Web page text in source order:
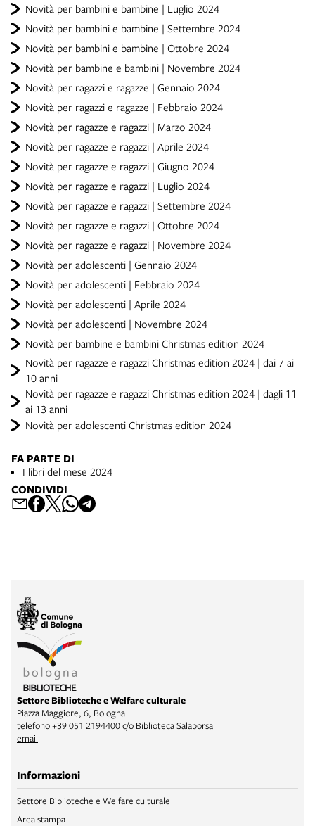
Novità per bambini e bambine | Luglio 2024
Novità per bambini e bambine | Settembre 2024
Novità per bambini e bambine | Ottobre 2024
Novità per bambine e bambini | Novembre 2024
Novità per ragazzi e ragazze | Gennaio 2024
Novità per ragazzi e ragazze | Febbraio 2024
Novità per ragazze e ragazzi | Marzo 2024
Novità per ragazze e ragazzi | Aprile 2024
Novità per ragazze e ragazzi | Giugno 2024
Novità per ragazze e ragazzi | Luglio 2024
Novità per ragazze e ragazzi | Settembre 2024
Novità per ragazze e ragazzi | Ottobre 2024
Novità per ragazze e ragazzi | Novembre 2024
Novità per adolescenti | Gennaio 2024
Novità per adolescenti | Febbraio 2024
Novità per adolescenti | Aprile 2024
Novità per adolescenti | Novembre 2024
Novità per bambine e bambini Christmas edition 2024
Novità per ragazze e ragazzi Christmas edition 2024 | dai 7 ai
10 anni
Novità per ragazze e ragazzi Christmas edition 2024 | dagli 11
ai 13 anni
Novità per adolescenti Christmas edition 2024
FA PARTE DI
I libri del mese 2024
CONDIVIDI
Settore Biblioteche e Welfare culturale
Piazza Maggiore, 6, Bologna
telefono+39 051 2194400 c/o Biblioteca Salaborsa
email
Informazioni
Settore Biblioteche e Welfare culturale
Area stampa